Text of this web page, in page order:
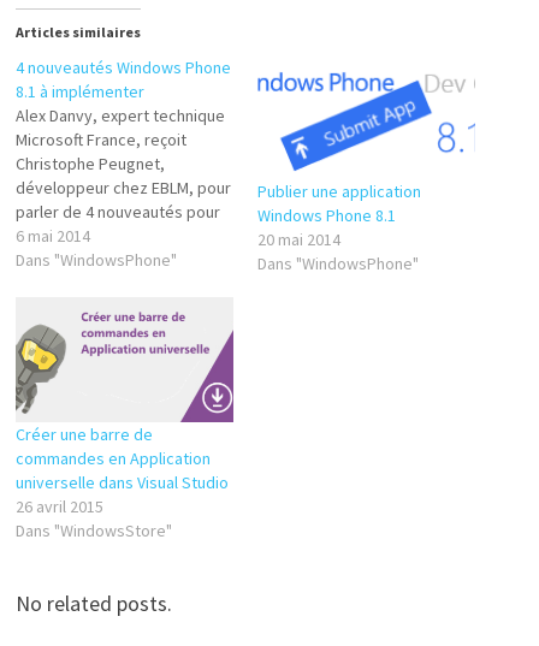
Articles similaires
4 nouveautés Windows Phone
8.1 à implémenter
Alex Danvy, expert technique
Microsoft France, reçoit
Christophe Peugnet,
développeur chez EBLM, pour
parler de 4 nouveautés pour
Windows Phone 8.1
présentées à la Build : - Email
mettre des pièces jointes
pour l'envoi de mails à partir
de vos applications. -
Contract Sharing :…
6 mai 2014
Dans "WindowsPhone"
Publier une application
Windows Phone 8.1
20 mai 2014
Dans "WindowsPhone"
Créer une barre de
commandes en Application
universelle dans Visual Studio
26 avril 2015
Dans "WindowsStore"
No related posts.